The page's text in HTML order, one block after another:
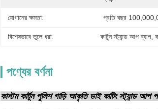
যোগানের ক্ষমতা: প্রতি বছর
বিশেষভাবে তুলে ধরা: কার্টুন স্ট্যান্ড আপ ব্যাগ ,
পণ্যের বর্ণনা
কাস্টম কার্টুন পুলিশ গাড়ি আকৃতি ডাই কাটিং স্ট্যান্ড আপ